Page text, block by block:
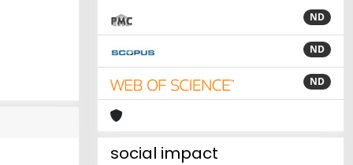
ND
ND
ND
social impact